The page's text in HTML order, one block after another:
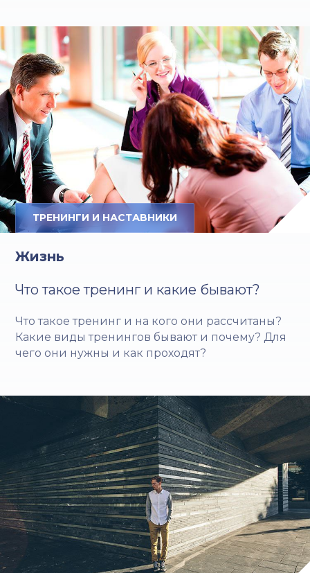
ТРЕНИНГИ И НАСТАВНИКИ
Жизнь
Что такое тренинг и какие бывают?
Что такое тренинг и на кого они рассчитаны?
Какие виды тренингов бывают и почему? Для
чего они нужны и как проходят?